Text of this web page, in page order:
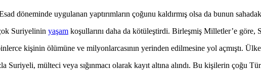
döneminde uygulanan yaptırımların çoğunu kaldırmış olsa da bunun
Suriyelinin yaşam koşullarını daha da kötüleştirdi. Birleşmiş Milletler’e göre,
kişinin ölümüne ve milyonlarcasının yerinden edilmesine yol açmıştı.
Suriyeli, mülteci veya sığınmacı olarak kayıt altına alındı. Bu kişilerin çoğu